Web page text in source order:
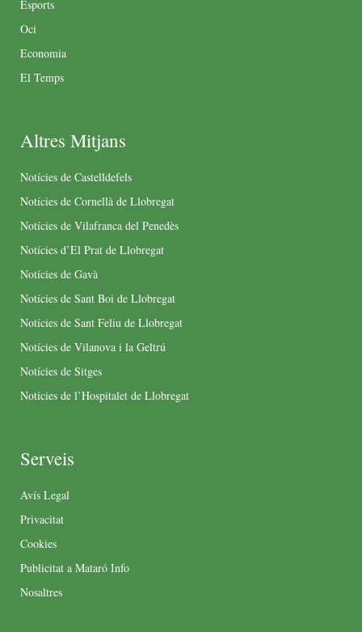
Esports
Oci
Economia
El Temps
Altres Mitjans
Notícies de Castelldefels
Notícies de Cornellà de Llobregat
Notícies de Vilafranca del Penedès
Notícies d’El Prat de Llobregat
Notícies de Gavà
Notícies de Sant Boi de Llobregat
Notícies de Sant Feliu de Llobregat
Notícies de Vilanova i la Geltrú
Notícies de Sitges
Notícies de l’Hospitalet de Llobregat
Serveis
Avís Legal
Privacitat
Cookies
Publicitat a Mataró Info
Nosaltres